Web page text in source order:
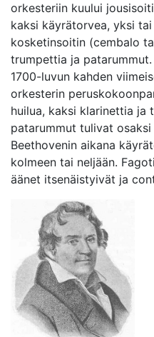
orkesteriin kuului
kaksi käyrätorvea, yksi
kosketinsoitin (cembalo
trumpettia ja
1700-luvun kahden
orkesterin
huilua, kaksi klarinettia ja
patarummut tulivat
Beethovenin aikana
kolmeen tai neljään.
äänet itsenäistyivät ja